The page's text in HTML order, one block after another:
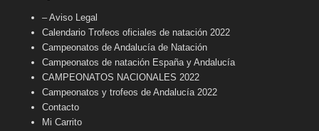
– Aviso Legal
Calendario Trofeos oficiales de natación 2022
Campeonatos de Andalucía de Natación
Campeonatos de natación España y Andalucía
CAMPEONATOS NACIONALES 2022
Campeonatos y trofeos de Andalucía 2022
Contacto
Mi Carrito